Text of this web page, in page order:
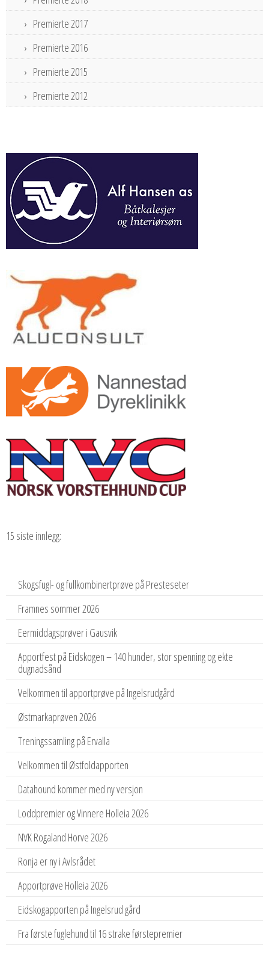
Premierte 2017
Premierte 2016
Premierte 2015
Premierte 2012
15 siste innlegg:
Skogsfugl- og fullkombinertprøve på Presteseter
Framnes sommer 2026
Eermiddagsprøver i Gausvik
Apportfest på Eidskogen – 140 hunder, stor spenning og ekte
dugnadsånd
Velkommen til apportprøve på Ingelsrudgård
Østmarkaprøven 2026
Treningssamling på Ervalla
Velkommen til Østfoldapporten
Datahound kommer med ny versjon
Loddpremier og Vinnere Holleia 2026
NVK Rogaland Horve 2026
Ronja er ny i Avlsrådet
Apportprøve Holleia 2026
Eidskogapporten på Ingelsrud gård
Fra første fuglehund til 16 strake førstepremier